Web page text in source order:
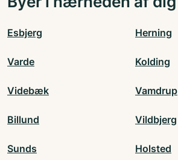
Esbjerg Herning
Varde Kolding
Videbæk Vamdrup
Billund Vildbjerg
Sunds Holsted